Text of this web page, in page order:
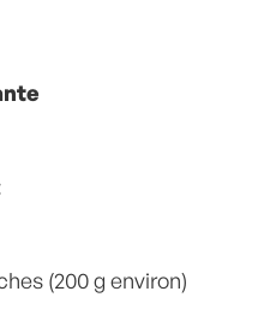
en équilibre -
(200 g environ)